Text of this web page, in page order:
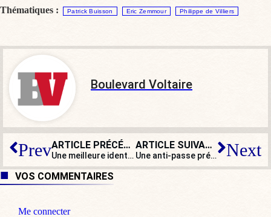
Thématiques : Patrick Buisson Eric Zemmour Philippe de Villiers
Boulevard Voltaire
Prev ARTICLE PRÉCÉDENT
Une meilleure identification des migrants… grâce à la lutte anti-Covid !
ARTICLE SUIVANT
Une anti-passe présente ses mains avec écrit « Je t’emmerde » à Emmanuel Macron Next
VOS COMMENTAIRES
Me connecter